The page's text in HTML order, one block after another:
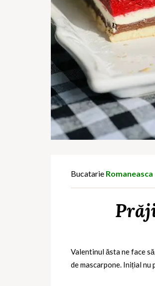
Bucatarie Romaneasca
Valentinul ăsta ne face
de mascarpone. Inițial